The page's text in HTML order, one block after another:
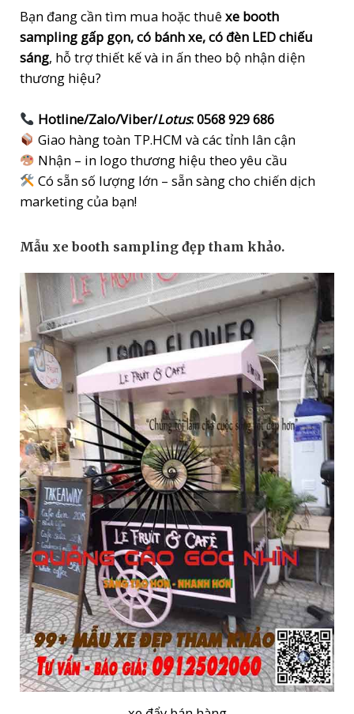
Bạn đang cần tìm mua hoặc thuêxe booth
sampling gấp gọn, có bánh xe, có đèn LED chiếu
sáng, hỗ trợ thiết kế và in ấn theo bộ nhận diện
thương hiệu?
Hotline/Zalo/Viber/Lotus: 0568 929 686
Giao hàng toàn TP.HCM và các tỉnh lân cận
Nhận – in logo thương hiệu theo yêu cầu
Có sẵn số lượng lớn – sẵn sàng cho chiến dịch
marketing của bạn!
Mẫu xe booth sampling đẹp tham khảo.